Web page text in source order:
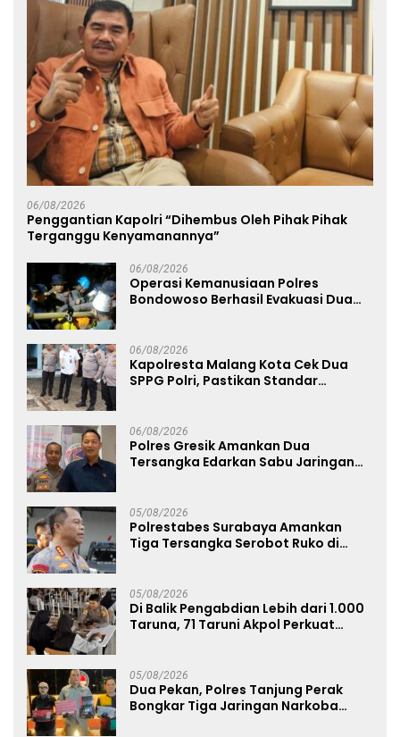
06/08/2026
Penggantian Kapolri “Dihembus Oleh Pihak Pihak
Terganggu Kenyamanannya”
06/08/2026
Operasi Kemanusiaan Polres
Bondowoso Berhasil Evakuasi Dua
06/08/2026
Kapolresta Malang Kota Cek Dua
SPPG Polri, Pastikan Standar
06/08/2026
Polres Gresik Amankan Dua
Tersangka Edarkan Sabu Jaringan
05/08/2026
Polrestabes Surabaya Amankan
Tiga Tersangka Serobot Ruko di
05/08/2026
Di Balik Pengabdian Lebih dari 1.000
Taruna, 71 Taruni Akpol Perkuat
05/08/2026
Dua Pekan, Polres Tanjung Perak
Bongkar Tiga Jaringan Narkoba